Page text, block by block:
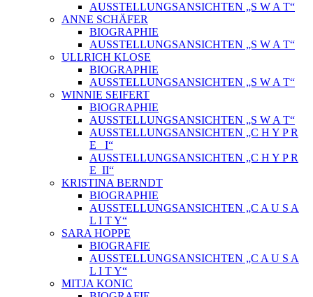
AUSSTELLUNGSANSICHTEN „S W A T“
ANNE SCHÄFER
BIOGRAPHIE
AUSSTELLUNGSANSICHTEN „S W A T“
ULLRICH KLOSE
BIOGRAPHIE
AUSSTELLUNGSANSICHTEN „S W A T“
WINNIE SEIFERT
BIOGRAPHIE
AUSSTELLUNGSANSICHTEN „S W A T“
AUSSTELLUNGSANSICHTEN „C H Y P R
E_ I“
AUSSTELLUNGSANSICHTEN „C H Y P R
E_II“
KRISTINA BERNDT
BIOGRAPHIE
AUSSTELLUNGSANSICHTEN „C A U S A
L I T Y“
SARA HOPPE
BIOGRAFIE
AUSSTELLUNGSANSICHTEN „C A U S A
L I T Y“
MITJA KONIC